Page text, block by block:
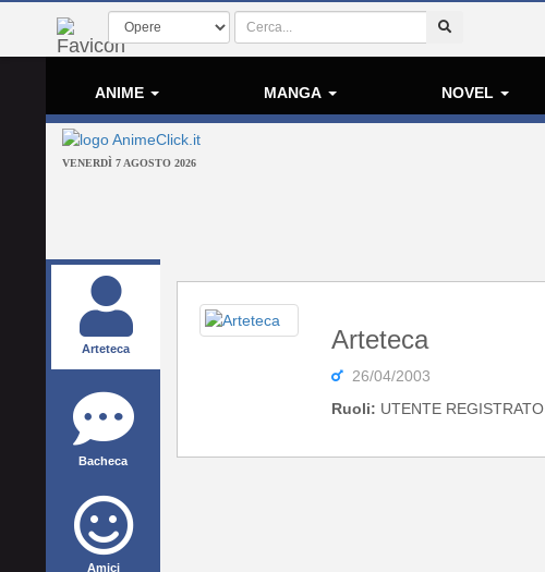
ANIME MANGA NOVEL
VENERDÌ 7 AGOSTO 2026
Arteteca
Bacheca
Amici
Arteteca
26/04/2003
Ruoli: UTENTE REGISTRATO